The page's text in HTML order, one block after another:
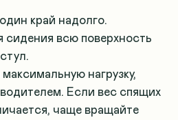
край надолго.
сидения всю поверхность
максимальную нагрузку,
Если вес спящих
чаще вращайте